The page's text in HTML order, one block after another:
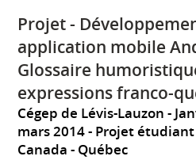
Projet -
application mobile
Glossaire
expressions franco-
Cégep de Lévis-Lauzon
mars 2014 Projet étudiant
Canada - Québec